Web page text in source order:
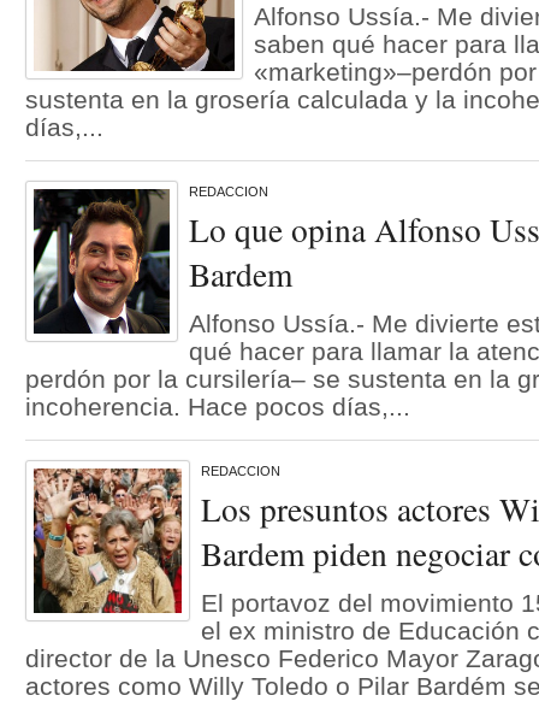
Alfonso Ussía.- Me
saben qué hacer para
«marketing»–perdón
sustenta en la grosería calculada y la
días,...
REDACCION
Lo que opina Alfonso
Bardem
Alfonso Ussía.- Me divierte
qué hacer para llamar la
perdón por la cursilería– se sustenta en la
incoherencia. Hace pocos días,...
REDACCION
Los presuntos actores
Bardem piden negociar
El portavoz del movimiento
el ex ministro de Educación
director de la Unesco Federico Mayor
actores como Willy Toledo o Pilar Bardém